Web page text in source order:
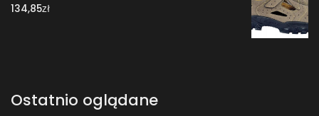
134,85zł
Ostatnio oglądane